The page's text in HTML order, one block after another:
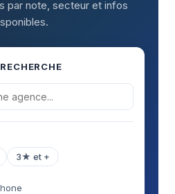
par note, secteur et infos
3★ et +